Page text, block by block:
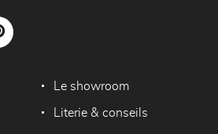
Le showroom
Literie & conseils